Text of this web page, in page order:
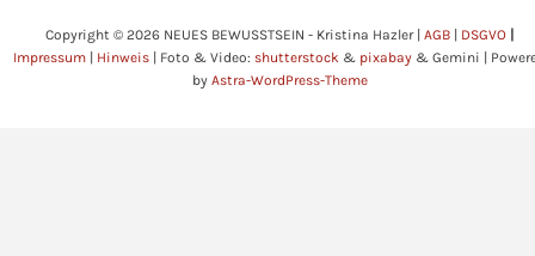
Copyright © 2026 NEUES BEWUSSTSEIN - Kristina Hazler | AGB DSGVO
Impressum
Hinweis | Foto & Video: shutterstock & pixabay & Gemini |
by Astra-WordPress-Theme